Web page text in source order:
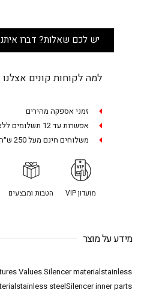
יש לכם שאלות? דברו
למה לקוחות קונים אצלנו
זמני אספקה מהירים
אפשרות עד 12 תשלומים ללא ריבית
משלוחים חינם מעל 250 ש״ח
מועדון VIP הטבות ומבצעים
מידע על מוצר
Values Silencer materialstainless
steelSilencer inner parts